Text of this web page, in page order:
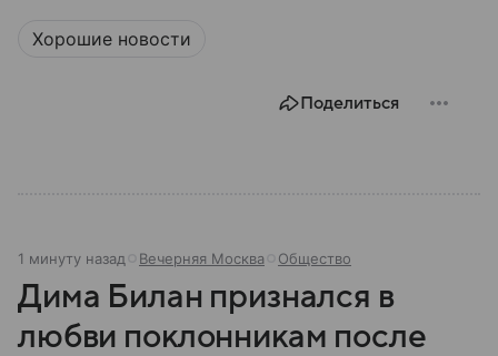
Хорошие новости
Поделиться
1 минуту назад Вечерняя Москва Общество
Дима Билан признался в
любви поклонникам после